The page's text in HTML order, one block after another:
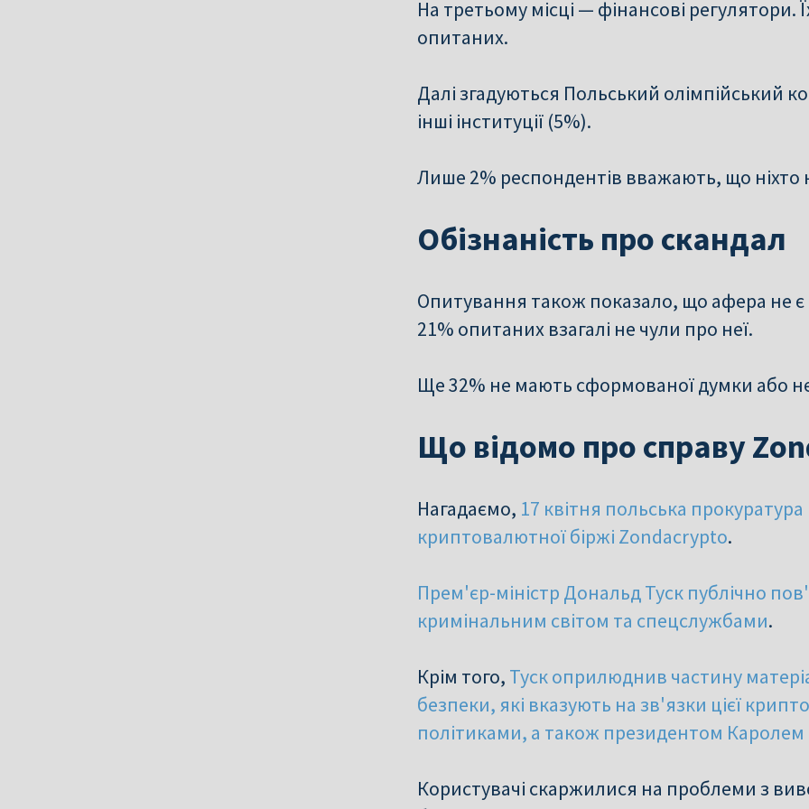
На третьому місці — фінансові
опитаних.
Далі згадуються Польський олімпійський
інші інституції (5%).
Лише 2% респондентів вважають, що ніхто
Обізнаність про скандал
Опитування також показало, що афера не
21% опитаних взагалі не чули про неї.
Ще 32% не мають сформованої думки або
Що відомо про справу
Нагадаємо, 17 квітня польська
криптовалютної біржі Zondacrypto.
Прем'єр-міністр Дональд Туск публічно
кримінальним світом та спецслужбами.
Крім того, Туск оприлюднив частину
безпеки, які вказують на зв'язки цієї
політиками, а також президентом
Користувачі скаржилися на проблеми з